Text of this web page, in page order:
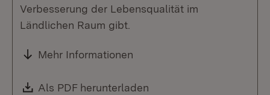
Verbesserung der Lebensqualität im
Ländlichen Raum gibt.
Mehr Informationen
Download:
Als PDF herunterladen